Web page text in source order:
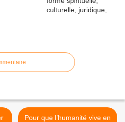
Pour que l’humanité vive en